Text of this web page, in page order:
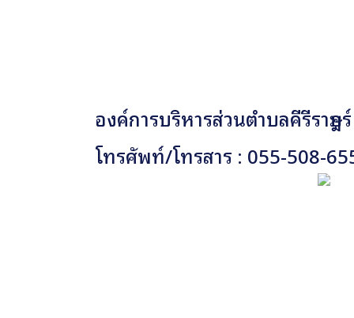
องค์การบริหารส่วนตำบลคีรีราษ
โทรศัพท์/โทรสาร : 055-508-